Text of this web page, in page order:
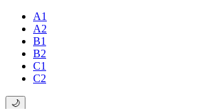
A1
A2
B1
B2
C1
C2
🌙